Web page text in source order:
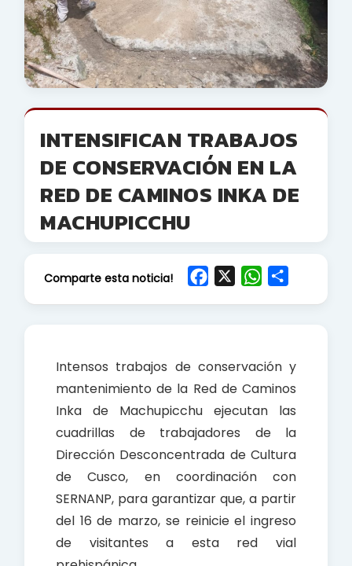
INTENSIFICAN TRABAJOS
DE CONSERVACIÓN EN LA
RED DE CAMINOS INKA DE
MACHUPICCHU
Comparte esta noticia!
o
k
W
s
p
p
Intensos trabajos de conservación y
mantenimiento de la Red de Caminos
Inka de Machupicchu ejecutan las
cuadrillas de trabajadores de la
Dirección Desconcentrada de Cultura
de Cusco, en coordinación con
SERNANP, para garantizar que, a partir
del 16 de marzo, se reinicie el ingreso
de visitantes a esta red vial